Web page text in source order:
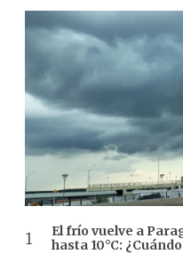
El frío vuelve a
hasta 10°C: